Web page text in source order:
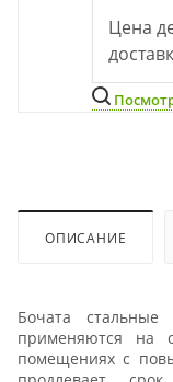
Цена
ОПИСАНИЕ
Бочата
применяются на
помещениях с